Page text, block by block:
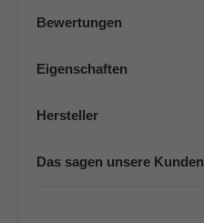
Bewertungen
Eigenschaften
Hersteller
Das sagen unsere Kunden